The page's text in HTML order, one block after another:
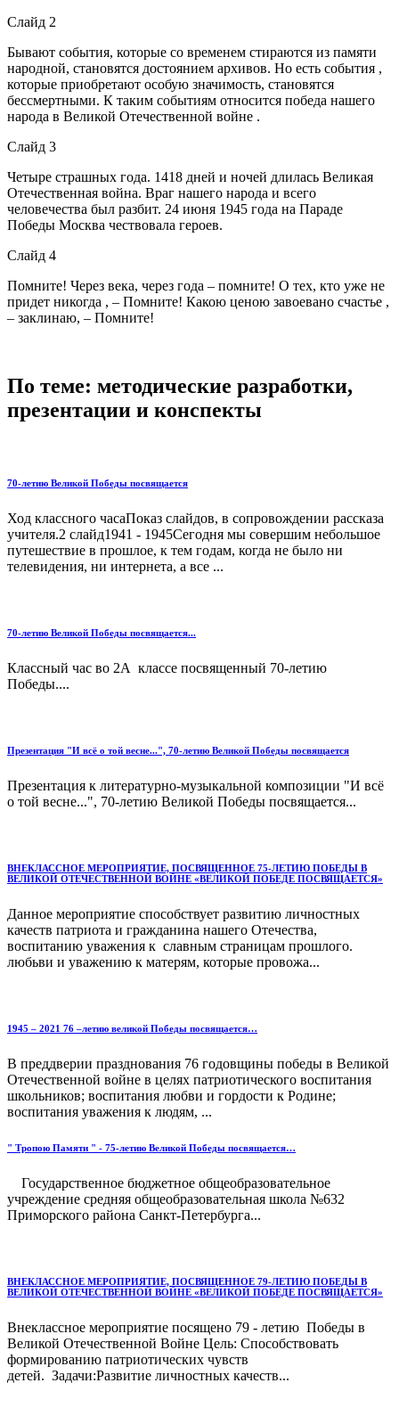
Слайд 2
Бывают события, которые со временем стираются из памяти
народной, становятся достоянием архивов. Но есть события ,
которые приобретают особую значимость, становятся
бессмертными. К таким событиям относится победа нашего
народа в Великой Отечественной войне .
Слайд 3
Четыре страшных года. 1418 дней и ночей длилась Великая
Отечественная война. Враг нашего народа и всего
человечества был разбит. 24 июня 1945 года на Параде
Победы Москва чествовала героев.
Слайд 4
Помните! Через века, через года – помните! О тех, кто уже не
придет никогда , – Помните! Какою ценою завоевано счастье ,
– заклинаю, – Помните!
По теме: методические разработки,
презентации и конспекты
70-летию Великой Победы посвящается
Ход классного часаПоказ слайдов, в сопровождении рассказа
учителя.2 слайд1941 - 1945Сегодня мы совершим небольшое
путешествие в прошлое, к тем годам, когда не было ни
телевидения, ни интернета, а все ...
70-летию Великой Победы посвящается...
Классный час во 2А классе посвященный 70-летию
Победы....
Презентация "И всё о той весне...", 70-летию Великой Победы посвящается
Презентация к литературно-музыкальной композиции "И всё
о той весне...", 70-летию Великой Победы посвящается...
ВНЕКЛАССНОЕ МЕРОПРИЯТИЕ, ПОСВЯЩЕННОЕ 75-ЛЕТИЮ ПОБЕДЫ В
ВЕЛИКОЙ ОТЕЧЕСТВЕННОЙ ВОЙНЕ «ВЕЛИКОЙ ПОБЕДЕ ПОСВЯЩАЕТСЯ»
Данное мероприятие способствует развитию личностных
качеств патриота и гражданина нашего Отечества,
воспитанию уважения к славным страницам прошлого.
любьви и уважению к матерям, которые провожа...
1945 – 2021 76 –летию великой Победы посвящается…
В преддверии празднования 76 годовщины победы в Великой
Отечественной войне в целях патриотического воспитания
школьников; воспитания любви и гордости к Родине;
воспитания уважения к людям, ...
" Тропою Памяти " - 75-летию Великой Победы посвящается…
Государственное бюджетное общеобразовательное
учреждение средняя общеобразовательная школа №632
Приморского района Санкт-Петербурга...
ВНЕКЛАССНОЕ МЕРОПРИЯТИЕ, ПОСВЯЩЕННОЕ 79-ЛЕТИЮ ПОБЕДЫ В
ВЕЛИКОЙ ОТЕЧЕСТВЕННОЙ ВОЙНЕ «ВЕЛИКОЙ ПОБЕДЕ ПОСВЯЩАЕТСЯ»
Внеклассное мероприятие посящено 79 - летию Победы в
Великой Отечественной Войне Цель: Способствовать
формированию патриотических чувств
детей. Задачи:Развитие личностных качеств...